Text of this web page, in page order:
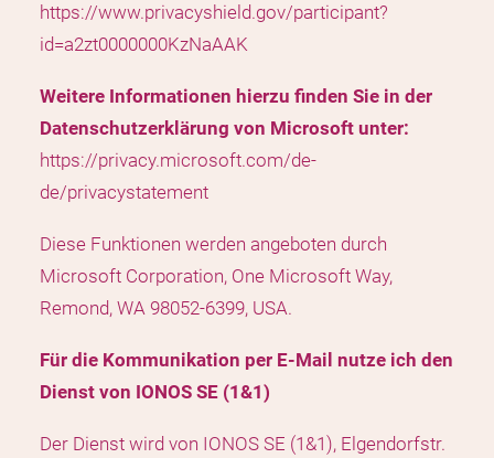
https://www.privacyshield.gov/participant?
id=a2zt0000000KzNaAAK
Weitere Informationen hierzu finden Sie in der
Datenschutzerklärung von Microsoft unter:
https://privacy.microsoft.com/de-
de/privacystatement
Diese Funktionen werden angeboten durch
Microsoft Corporation, One Microsoft Way,
Remond, WA 98052-6399, USA.
Für die Kommunikation per E-Mail nutze ich den
Dienst von IONOS SE (1&1)
Der Dienst wird von IONOS SE (1&1), Elgendorfstr.